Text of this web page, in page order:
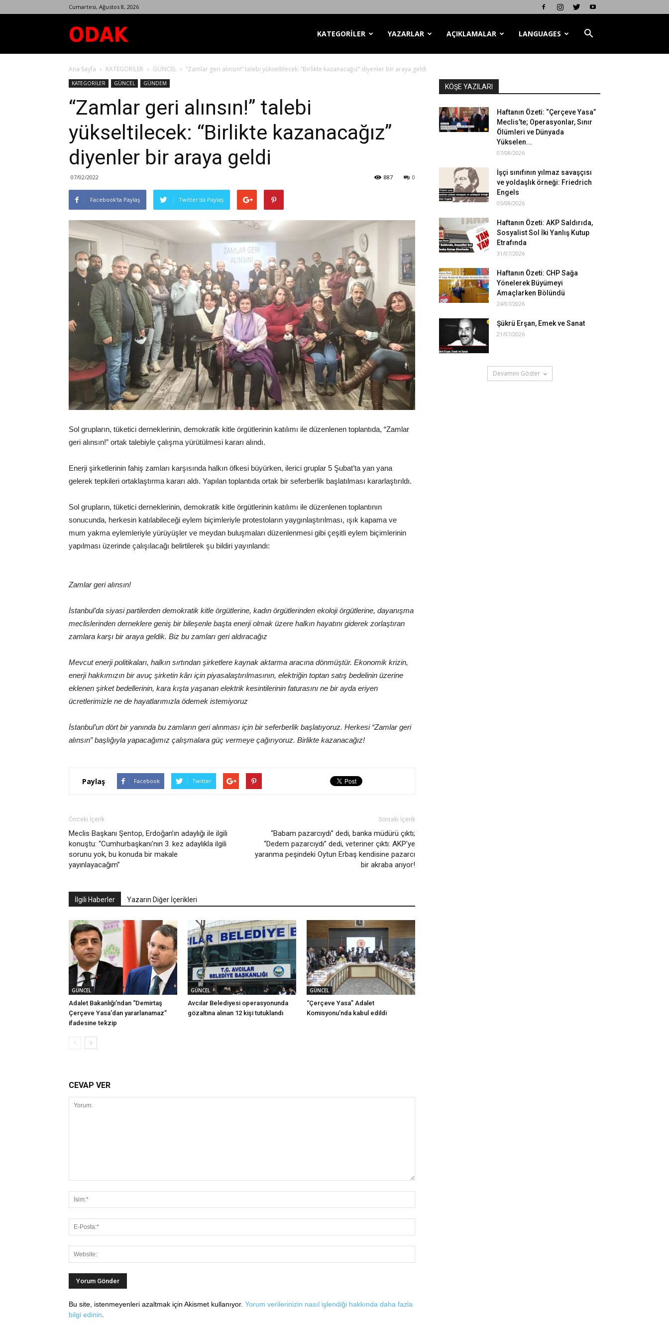
Cumartesi, Ağustos 8, 2026
Dergisi
KATEGORİLER YAZARLAR AÇIKLAMALAR LANGUAGES
Ana Sayfa KATEGORİLER GÜNCEL “Zamlar geri alınsın!” talebi yükseltilecek: “Birlikte kazanacağız” diyenler bir araya geldi
KATEGORİLER GÜNCEL GÜNDEM
“Zamlar geri alınsın!” talebi
yükseltilecek: “Birlikte kazanacağız”
diyenler bir araya geldi
07/02/2022 0
887
Facebook'ta Paylaş Twitter'da Paylaş
Sol grupların, tüketici derneklerinin, demokratik kitle örgütlerinin katılımı ile düzenlenen toplantıda, “Zamlar
geri alınsın!” ortak talebiyle çalışma yürütülmesi kararı alındı.
Enerji şirketlerinin fahiş zamları karşısında halkın öfkesi büyürken, ilerici gruplar 5 Şubat’ta yan yana
gelerek tepkileri ortaklaştırma kararı aldı. Yapılan toplantıda ortak bir seferberlik başlatılması kararlaştırıldı.
Sol grupların, tüketici derneklerinin, demokratik kitle örgütlerinin katılımı ile düzenlenen toplantının
sonucunda, herkesin katılabileceği eylem biçimleriyle protestoların yaygınlaştırılması, ışık kapama ve
mum yakma eylemleriyle yürüyüşler ve meydan buluşmaları düzenlenmesi gibi çeşitli eylem biçimlerinin
yapılması üzerinde çalışılacağı belirtilerek şu bildiri yayınlandı:
Zamlar geri alınsın!
İstanbul’da siyasi partilerden demokratik kitle örgütlerine, kadın örgütlerinden ekoloji örgütlerine, dayanışma
meclislerinden derneklere geniş bir bileşenle başta enerji olmak üzere halkın hayatını giderek zorlaştıran
zamlara karşı bir araya geldik. Biz bu zamları geri aldıracağız
Mevcut enerji politikaları, halkın sırtından şirketlere kaynak aktarma aracına dönmüştür. Ekonomik krizin,
enerji hakkımızın bir avuç şirketin kârı için piyasalaştırılmasının, elektriğin toptan satış bedelinin üzerine
eklenen şirket bedellerinin, kara kışta yaşanan elektrik kesintilerinin faturasını ne bir ayda eriyen
ücretlerimizle ne de hayatlarımızla ödemek istemiyoruz
İstanbul’un dört bir yanında bu zamların geri alınması için bir seferberlik başlatıyoruz. Herkesi “Zamlar geri
alınsın” başlığıyla yapacağımız çalışmalara güç vermeye çağırıyoruz. Birlikte kazanacağız!
Paylaş Facebook Twitter
Önceki İçerik
Meclis Başkanı Şentop, Erdoğan’ın adaylığı ile ilgili
konuştu: “Cumhurbaşkanı’nın 3. kez adaylıkla ilgili
sorunu yok, bu konuda bir makale
yayınlayacağım”
Sonraki İçerik
“Babam pazarcıydı” dedi, banka müdürü çıktı;
“Dedem pazarcıydı” dedi, veteriner çıktı: AKP’ye
yaranma peşindeki Oytun Erbaş kendisine pazarcı
bir akraba arıyor!
İlgili Haberler Yazarın Diğer İçerikleri
GÜNCEL
Adalet Bakanlığı’ndan “Demirtaş
Çerçeve Yasa’dan yararlanamaz”
ifadesine tekzip
GÜNCEL
Avcılar Belediyesi operasyonunda
gözaltına alınan 12 kişi tutuklandı
GÜNCEL
“Çerçeve Yasa” Adalet
Komisyonu’nda kabul edildi
CEVAP VER
Bu site, istenmeyenleri azaltmak için Akismet kullanıyor. Yorum verilerinizin nasıl işlendiği hakkında daha fazla
bilgi edinin
KÖŞE YAZILARI
Haftanın Özeti: “Çerçeve Yasa”
Meclis’te; Operasyonlar, Sınır
Ölümleri ve Dünyada
Yükselen...
07/08/2026
İşçi sınıfının yılmaz savaşçısı
ve yoldaşlık örneği: Friedrich
Engels
05/08/2026
Haftanın Özeti: AKP Saldırıda,
Sosyalist Sol İki Yanlış Kutup
Etrafında
31/07/2026
Haftanın Özeti: CHP Sağa
Yönelerek Büyümeyi
Amaçlarken Bölündü
24/07/2026
Şükrü Erşan, Emek ve Sanat
21/07/2026
Devamını Göster